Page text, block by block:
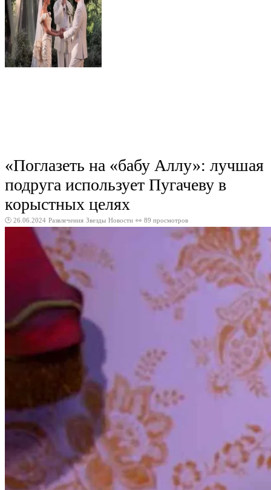
«Поглазеть на «бабу Аллу»: лучшая
подруга использует Пугачеву в
корыстных целях
🕑 26.06.2024 Развлечения Звезды Новости 👀 89 просмотров